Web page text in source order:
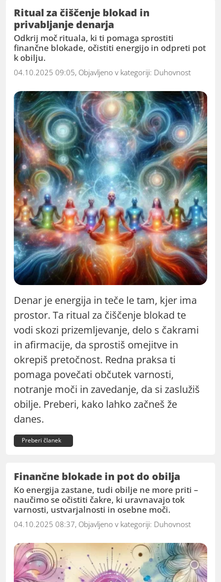
Ritual za čiščenje blokad in
privabljanje denarja
Odkrij moč rituala, ki ti pomaga sprostiti
finančne blokade, očistiti energijo in odpreti pot
k obilju.
04.10.2025 09:05, Objavljeno v kategoriji: Duhovnost
Denar je energija in teče le tam, kjer ima
prostor. Ta ritual za čiščenje blokad te
vodi skozi prizemljevanje, delo s čakrami
in afirmacije, da sprostiš omejitve in
okrepiš pretočnost. Redna praksa ti
pomaga povečati občutek varnosti,
notranje moči in zavedanje, da si zaslužiš
obilje. Preberi, kako lahko začneš že
danes.
Preberi članek
Finančne blokade in pot do obilja
Ko energija zastane, tudi obilje ne more priti –
naučimo se očistiti čakre, ki uravnavajo tok
varnosti, ustvarjalnosti in osebne moči.
04.10.2025 08:37, Objavljeno v kategoriji: Duhovnost